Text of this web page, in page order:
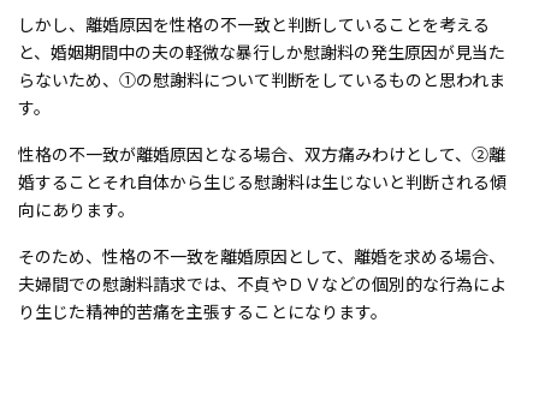
しかし、離婚原因を性格の不一致と判断していることを考える
と、婚姻期間中の夫の軽微な暴行しか慰謝料の発生原因が見当た
らないため、①の慰謝料について判断をしているものと思われま
す。
性格の不一致が離婚原因となる場合、双方痛みわけとして、②離
婚することそれ自体から生じる慰謝料は生じないと判断される傾
向にあります。
そのため、性格の不一致を離婚原因として、離婚を求める場合、
夫婦間での慰謝料請求では、不貞やＤＶなどの個別的な行為によ
り生じた精神的苦痛を主張することになります。